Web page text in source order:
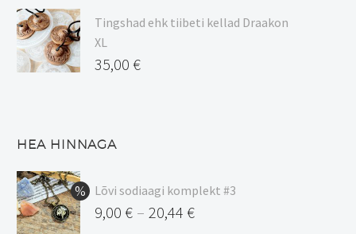
Tingshad ehk tiibeti kellad Draakon
XL
35,00 €
HEA HINNAGA
Lõvi sodiaagi komplekt #3
9,00 € – 20,44 €